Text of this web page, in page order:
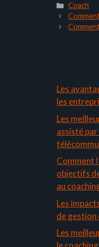
Coach
Les
les
Les
assisté
Comment
objectifs
au
Les
de gestion
Les